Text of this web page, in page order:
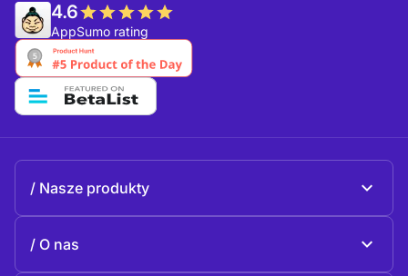
4.6
AppSumo rating
Nasze produkty
O nas